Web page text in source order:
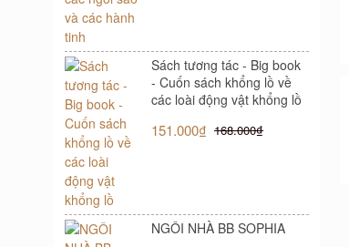
Sách tương tác - Big book
- Cuốn sách khổng lồ về
các loài động vật khổng lồ
151.000₫ 168.000₫
NGÔI NHÀ BB SOPHIA